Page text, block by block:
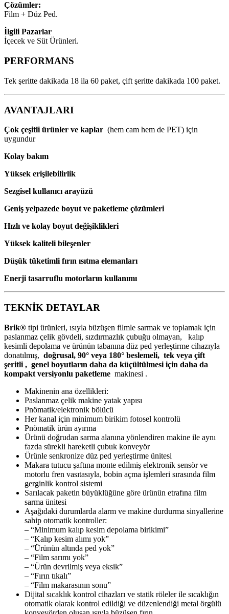
Çözümler:
Film + Düz Ped.
İlgili Pazarlar
İçecek ve Süt Ürünleri.
PERFORMANS
Tek şeritte dakikada 18 ila 60 paket, çift şeritte dakikada 100 paket.
AVANTAJLARI
Çok çeşitli ürünler ve kaplar (hem cam hem de PET) için
uygundur
Kolay bakım
Yüksek erişilebilirlik
Sezgisel kullanıcı arayüzü
Geniş yelpazede boyut ve paketleme çözümleri
Hızlı ve kolay boyut değişiklikleri
Yüksek kaliteli bileşenler
Düşük tüketimli fırın ısıtma elemanları
Enerji tasarruflu motorların kullanımı
TEKNİK DETAYLAR
Brik® tipi ürünleri, ısıyla büzüşen filmle sarmak ve toplamak için
paslanmaz çelik gövdeli, sızdırmazlık çubuğu olmayan, kalıp
kesimli depolama ve ürünün tabanına düz ped yerleştirme cihazıyla
donatılmış, doğrusal, 90° veya 180° beslemeli, tek veya çift
şeritli , genel boyutların daha da küçültülmesi için daha da
kompakt versiyonlu paketleme makinesi .
Makinenin ana özellikleri:
Paslanmaz çelik makine yatak yapısı
Pnömatik/elektronik bölücü
Her kanal için minimum birikim fotosel kontrolü
Pnömatik ürün ayırma
Ürünü doğrudan sarma alanına yönlendiren makine ile aynı
fazda sürekli hareketli çubuk konveyör
Ürünle senkronize düz ped yerleştirme ünitesi
Makara tutucu şaftına monte edilmiş elektronik sensör ve
motorlu fren vasıtasıyla, bobin açma işlemleri sırasında film
gerginlik kontrol sistemi
Sarılacak paketin büyüklüğüne göre ürünün etrafına film
sarma ünitesi
Aşağıdaki durumlarda alarm ve makine durdurma sinyallerine
sahip otomatik kontroller:
– “Minimum kalıp kesim depolama birikimi”
– “Kalıp kesim alımı yok”
– “Ürünün altında ped yok”
– “Film sarımı yok”
– “Ürün devrilmiş veya eksik”
– “Fırın tıkalı”
– “Film makarasının sonu”
Dijital sıcaklık kontrol cihazları ve statik röleler ile sıcaklığın
otomatik olarak kontrol edildiği ve düzenlendiği metal örgülü